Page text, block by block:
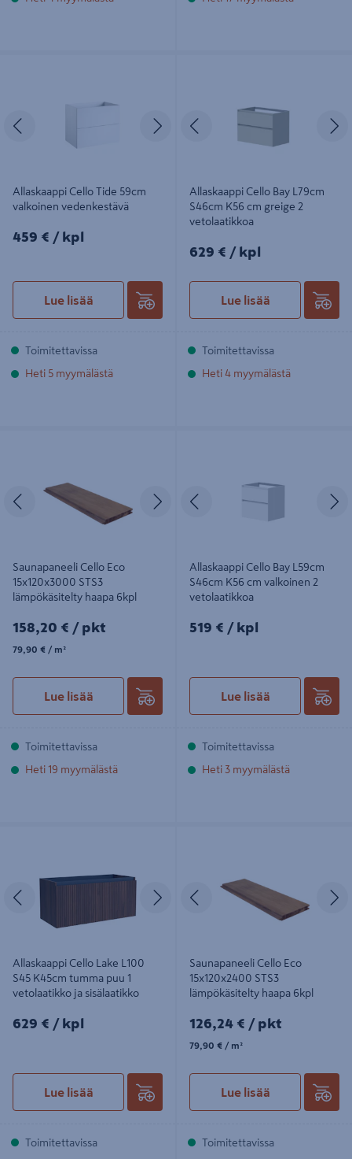
Seuraava
Allaskaappi Cello Tide 59cm
valkoinen vedenkestävä
459€/kpl
459 € / kpl
Lue lisää
Toimitettavissa
Heti 5 myymälästä
Allaskaappi Cello Bay L79cm
S46cm K56 cm greige 2
vetolaatikkoa
629€/kpl
629 € / kpl
Lue lisää
Toimitettavissa
Heti 4 myymälästä
Edellinen Seuraava
Saunapaneeli Cello Eco
15x120x3000 STS3
lämpökäsitelty haapa 6kpl
158,20€/pkt
158,20 € / pkt
79,90€/m²
79,90 € / m²
Lue lisää
Toimitettavissa
Heti 19 myymälästä
Allaskaappi Cello Bay L59cm
S46cm K56 cm valkoinen 2
vetolaatikkoa
519€/kpl
519 € / kpl
Lue lisää
Toimitettavissa
Heti 3 myymälästä
Edellinen Seuraava
Allaskaappi Cello Lake L100
S45 K45cm tumma puu 1
vetolaatikko ja sisälaatikko
629€/kpl
629 € / kpl
Lue lisää
Toimitettavissa
Edellinen
Saunapaneeli Cello Eco
15x120x2400 STS3
lämpökäsitelty haapa 6kpl
126,24€/pkt
126,24 € / pkt
79,90€/m²
79,90 € / m²
Lue lisää
Toimitettavissa